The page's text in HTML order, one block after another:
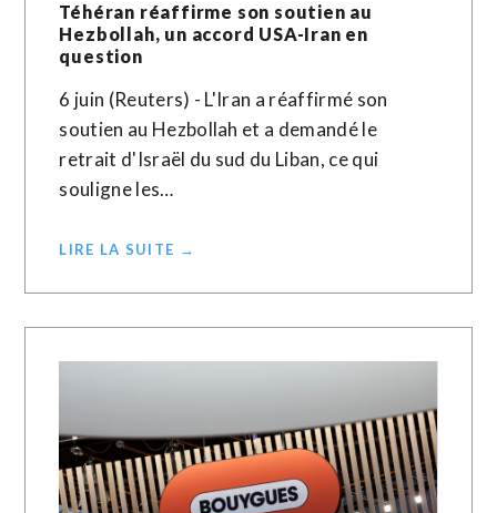
Téhéran réaffirme son soutien au
Hezbollah, un accord USA-Iran en
question
6 juin (Reuters) - L'Iran a réaffirmé son
soutien au Hezbollah et a demandé le
retrait d'Israël du sud du Liban, ce qui
souligne les…
LIRE LA SUITE →